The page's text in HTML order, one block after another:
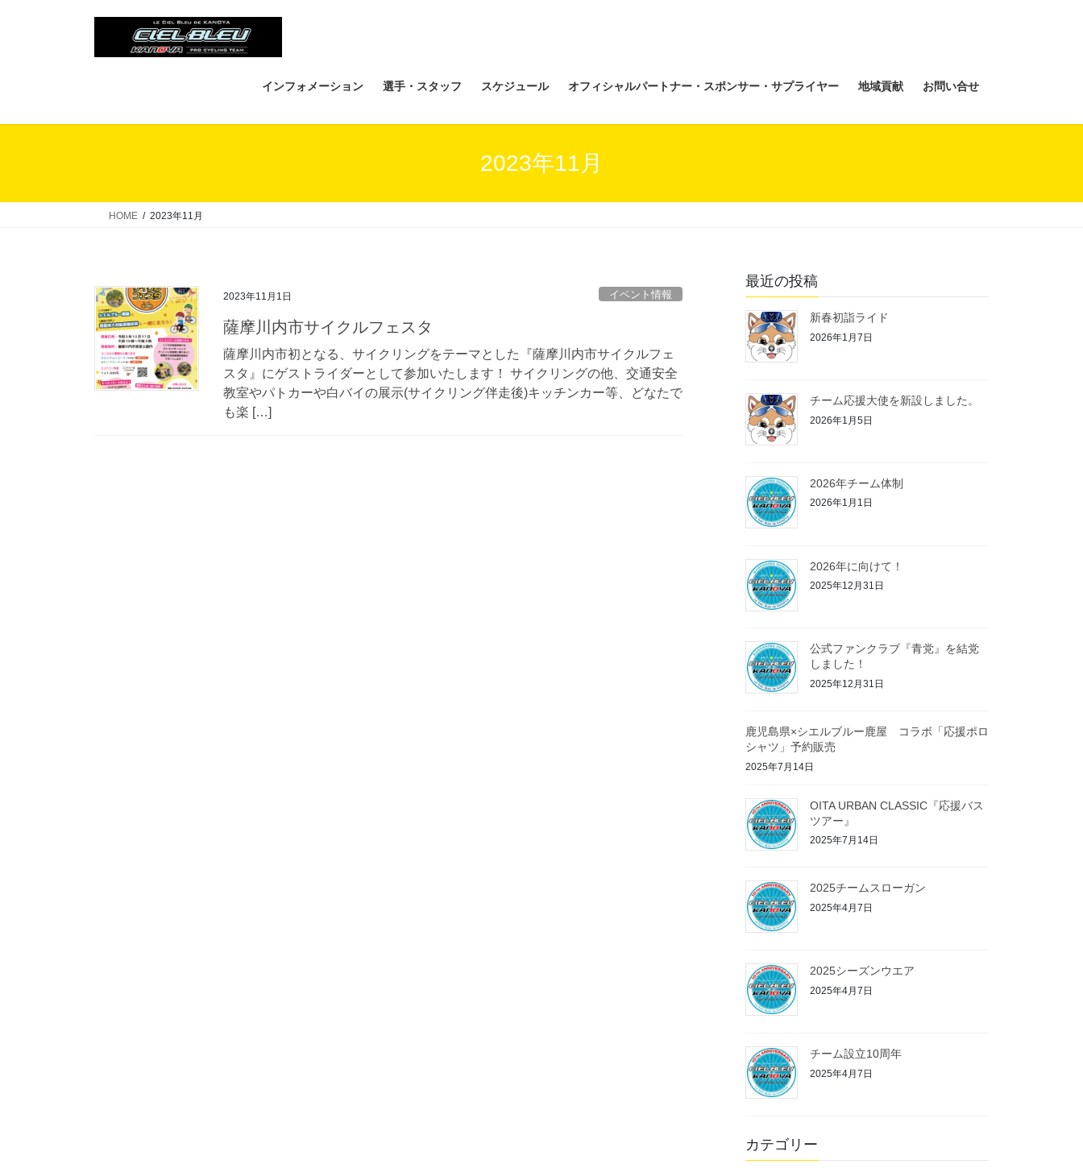
ス
ン
インフォメーション 選手・スタッフ スケジュール オフィシャルパートナー・スポンサー・サプライヤー 地域貢献 お問い合せ
2023年11月
HOME 2023年11月
2023年11月1日 イベント情報
薩摩川内市サイクルフェスタ
薩摩川内市初となる、サイクリングをテーマとした『薩摩川内市サイクルフェ
スタ』にゲストライダーとして参加いたします！ サイクリングの他、交通安全
教室やパトカーや白バイの展示(サイクリング伴走後)キッチンカー等、どなたで
も楽 […]
最近の投稿
新春初詣ライド
2026年1月7日
チーム応援大使を新設しました。
2026年1月5日
2026年チーム体制
2026年1月1日
2026年に向けて！
2025年12月31日
公式ファンクラブ『青党』を結党
しました！
2025年12月31日
鹿児島県×シエルブルー鹿屋 コラボ「応援ポロ
シャツ」予約販売
2025年7月14日
OITA URBAN CLASSIC『応援バス
ツアー』
2025年7月14日
2025チームスローガン
2025年4月7日
2025シーズンウエア
2025年4月7日
チーム設立10周年
2025年4月7日
カテゴリー